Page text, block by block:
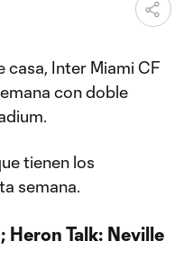
casa, Inter Miami CF
con doble
tienen los
semana.
Heron Talk: Neville